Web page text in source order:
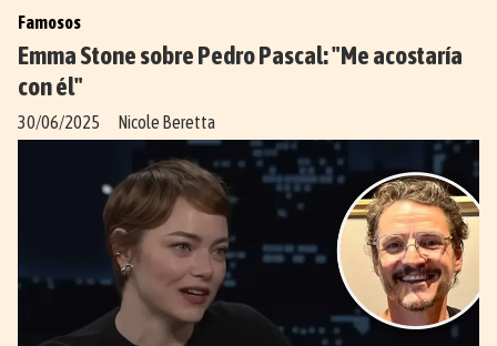
Emma Stone sobre Pedro Pascal: "Me acostaría
con él"
Nicole Beretta
Famosos
30/06/2025